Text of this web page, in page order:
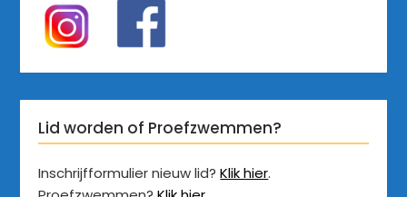
Lid worden of Proefzwemmen?
Inschrijfformulier nieuw lid?Klik hier.